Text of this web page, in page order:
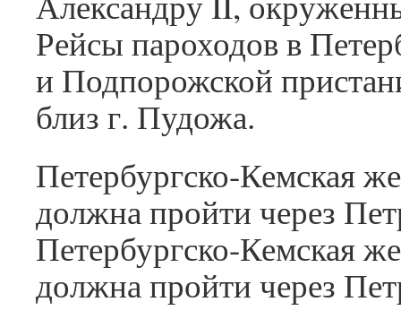
Рейсы пароходов в
и Подпорожской
близ г. Пудожа.
Петербургско-Кемская
должна пройти через
Петербургско-Кемская
должна пройти через